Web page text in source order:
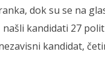
dok su se na
našli kandidati 27
kandidat,